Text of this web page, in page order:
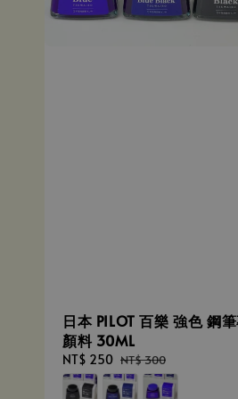
日本 PILOT 百樂 強色 鋼
顏料 30ML
Sale
price
NT$ 250 Regular
price
NT$ 300